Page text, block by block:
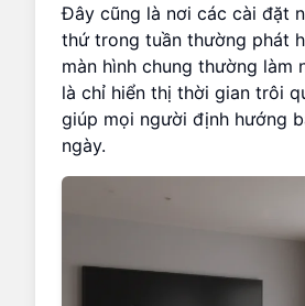
Đây cũng là nơi các cài đặt
thứ trong tuần thường phát
màn hình chung thường làm
là chỉ hiển thị thời gian trôi
giúp mọi người định hướng
ngày.